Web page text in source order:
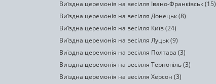
Виїздна церемонія на весілля Івано-Франківськ (15)
Виїздна церемонія на весілля Донецьк (8)
Виїздна церемонія на весілля Київ (24)
Виїздна церемонія на весілля Луцьк (9)
Виїздна церемонія на весілля Полтава (3)
Виїздна церемонія на весілля Тернопіль (3)
Виїздна церемонія на весілля Херсон (3)